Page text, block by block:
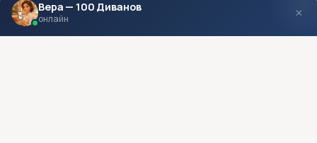
визита в магазин
МЫ В СОЦСЕТЯХ КОНТАКТЫ
Вера — 100 Диванов
онлайн ×